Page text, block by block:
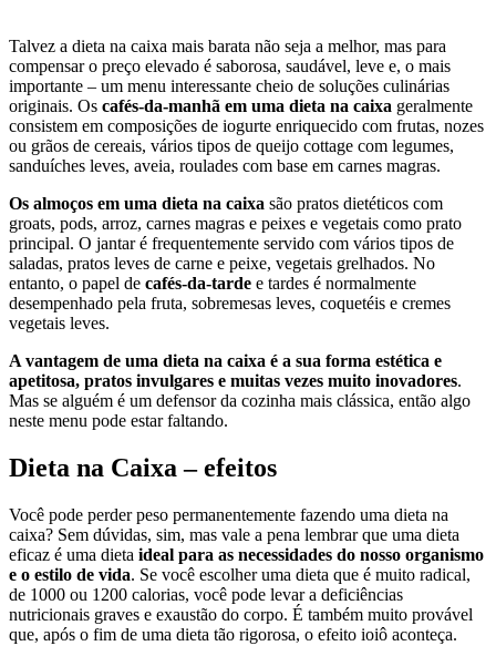
Talvez a dieta na caixa mais barata não seja a melhor, mas para
compensar o preço elevado é saborosa, saudável, leve e, o mais
importante – um menu interessante cheio de soluções culinárias
originais. Os cafés-da-manhã em uma dieta na caixa geralmente
consistem em composições de iogurte enriquecido com frutas, nozes
ou grãos de cereais, vários tipos de queijo cottage com legumes,
sanduíches leves, aveia, roulades com base em carnes magras.
Os almoços em uma dieta na caixa são pratos dietéticos com
groats, pods, arroz, carnes magras e peixes e vegetais como prato
principal. O jantar é frequentemente servido com vários tipos de
saladas, pratos leves de carne e peixe, vegetais grelhados. No
entanto, o papel de cafés-da-tarde e tardes é normalmente
desempenhado pela fruta, sobremesas leves, coquetéis e cremes
vegetais leves.
A vantagem de uma dieta na caixa é a sua forma estética e
apetitosa, pratos invulgares e muitas vezes muito inovadores.
Mas se alguém é um defensor da cozinha mais clássica, então algo
neste menu pode estar faltando.
Dieta na Caixa – efeitos
Você pode perder peso permanentemente fazendo uma dieta na
caixa? Sem dúvidas, sim, mas vale a pena lembrar que uma dieta
eficaz é uma dieta ideal para as necessidades do nosso organismo
e o estilo de vida. Se você escolher uma dieta que é muito radical,
de 1000 ou 1200 calorias, você pode levar a deficiências
nutricionais graves e exaustão do corpo. É também muito provável
que, após o fim de uma dieta tão rigorosa, o efeito ioiô aconteça.